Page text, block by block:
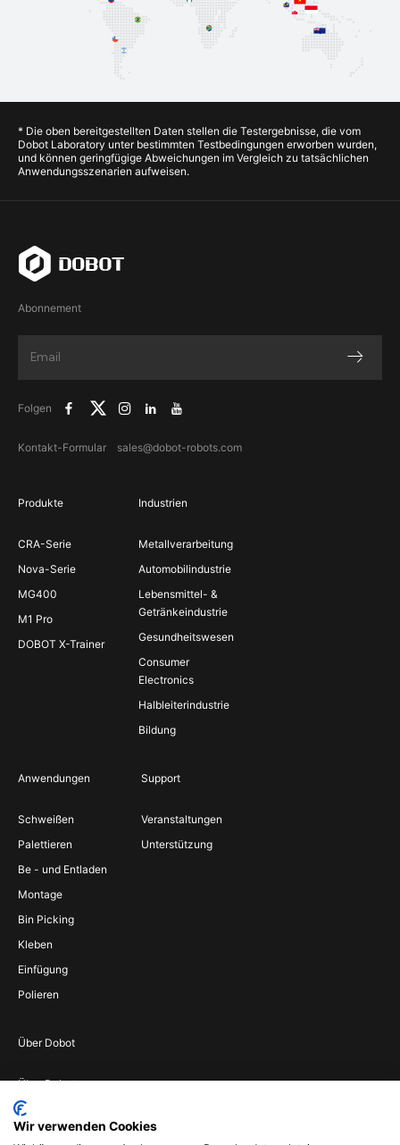
* Die oben bereitgestellten Daten stellen die Testergebnisse, die vom
Dobot Laboratory unter bestimmten Testbedingungen erworben wurden,
und können geringfügige Abweichungen im Vergleich zu tatsächlichen
Anwendungsszenarien aufweisen.
Abonnement
Folgen
Kontakt-Formular sales@dobot-robots.com
Produkte
CRA-Serie
Nova-Serie
MG400
M1 Pro
DOBOT X-Trainer
Industrien
Metallverarbeitung
Automobilindustrie
Lebensmittel- &
Getränkeindustrie
Gesundheitswesen
Consumer
Electronics
Halbleiterindustrie
Bildung
Anwendungen
Schweißen
Palettieren
Be - und Entladen
Montage
Bin Picking
Kleben
Einfügung
Polieren
Support
Veranstaltungen
Unterstützung
Über Dobot
Über Dobot
Werden Sie
Vertriebspartner
Wir verwenden Cookies